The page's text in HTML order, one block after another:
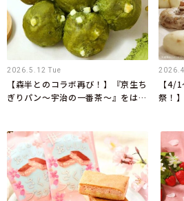
2026.5.12 Tue
【森半とのコラボ再び！】『京生ち
ぎりパン～宇治の一番茶～』をはじ
【4/
祭！